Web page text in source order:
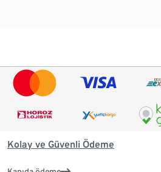
Kolay ve Güvenli Ödeme